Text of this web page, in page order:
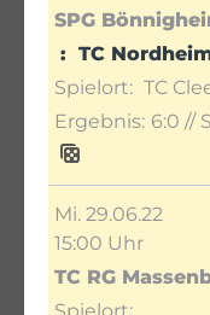
SPG
TC
TC
6:0 //
Mi. 29.06.22
15:00 Uhr
TC RG